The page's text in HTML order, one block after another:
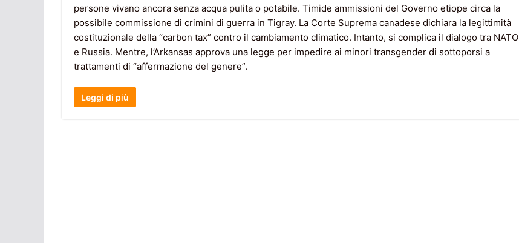
persone vivano ancora senza acqua pulita o potabile. Timide ammissioni del Governo etiope circa la
possibile commissione di crimini di guerra in Tigray. La Corte Suprema canadese dichiara la legittimità
costituzionale della “carbon tax” contro il cambiamento climatico. Intanto, si complica il dialogo tra NATO
e Russia. Mentre, l’Arkansas approva una legge per impedire ai minori transgender di sottoporsi a
trattamenti di “affermazione del genere”.
Leggi di più